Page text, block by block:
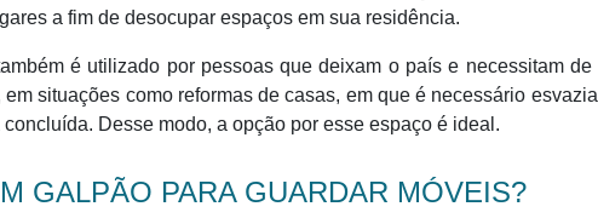
a fim de desocupar espaços em sua residência.
é utilizado por pessoas que deixam o país e necessitam de
situações como reformas de casas, em que é necessário
Desse modo, a opção por esse espaço é ideal.
GALPÃO PARA GUARDAR MÓVEIS?